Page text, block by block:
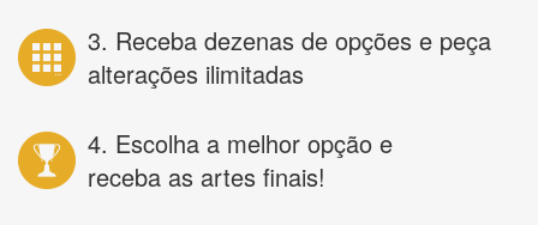
3. Receba dezenas de opções e peça
alterações ilimitadas
4. Escolha a melhor opção e
receba as artes finais!